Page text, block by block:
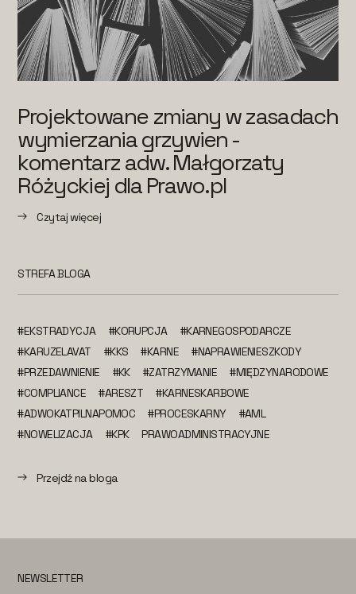
Projektowane zmiany w zasadach
wymierzania grzywien -
komentarz adw. Małgorzaty
Różyckiej dla Prawo.pl
Czytaj więcej
STREFA BLOGA
#EKSTRADYCJA #KORUPCJA
#KARNEGOSPODARCZE
#KARUZELAVAT
#KKS #KARNE
#NAPRAWIENIESZKODY
#PRZEDAWNIENIE
#KK #ZATRZYMANIE
#MIĘDZYNARODOWE
#COMPLIANCE
#ARESZT
#KARNESKARBOWE
#ADWOKATPILNAPOMOC
#PROCESKARNY
#AML
#NOWELIZACJA
#KPK PRAWOADMINISTRACYJNE
Przejdź na bloga
NEWSLETTER